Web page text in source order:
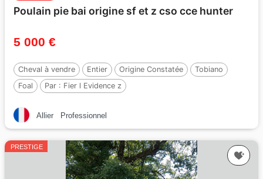
Poulain pie bai origine sf et z cso cce hunter
5 000 €
Cheval à vendre Entier Origine Constatée
Tobiano
Foal
Par : Fier l Evidence z
Allier Professionnel
PRESTIGE